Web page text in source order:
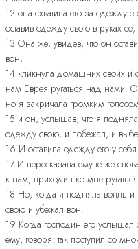
12 она схватила его за одежду
оставив одежду свою в руках
13 Она же, увидев, что он
вон,
14 кликнула домашних своих и
нам Еврея ругаться над
но я закричала громким
15 и он, услышав, что я
одежду свою, и побежал, и
16 И оставила одежду его у
17 И пересказала ему те же
к нам, приходил ко мне
18 Но, когда я подняла вопль
свою и убежал вон.
19 Когда господин его
ему, говоря: так поступил со